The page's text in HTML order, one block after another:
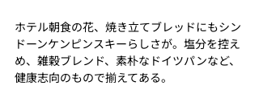
ホテル朝食の花、焼き立てブレッドにもシン
ドーンケンピンスキーらしさが。塩分を控え
め、雑穀ブレンド、素朴なドイツパンなど、
健康志向のもので揃えてある。